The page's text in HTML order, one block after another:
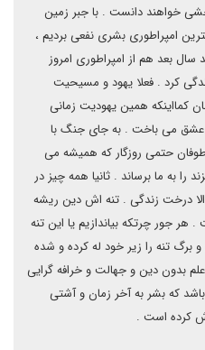
خواهند دانست . با جبر زمین
امپراطوری بشری نفعی بردیم ،
بعد هم از امپراطوری امروز
کرد . فعلا یهود و مسیحیت
کمااینکه همین یهودیت زمانی
عشق می باخت . به جای جنگ با
طوفان حتمی روزگار که همیشه می
را به ما برساند .‌ ثانیا همه چیز در
درخت زندگی . تنه اش دین ریشه
هر جور چرتکه بیاندازیم یا این تنه
برگ تنه را زیر خود له کرده و شده
بدون دین و جهالت و خرافه گرایی
که بشر به آخر زمان و آشتی
کرده است .